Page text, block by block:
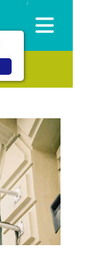
/